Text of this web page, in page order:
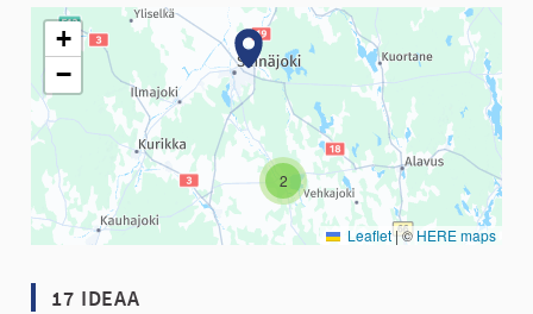
Seuraavassa elementissä on kartta, joka esittää tämän
2
+
−
Leaflet|© HERE maps
17 IDEAA